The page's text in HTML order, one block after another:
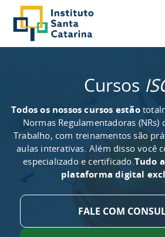
Cursos
Todos os nossos cursos estão
Normas Regulamentadoras
Trabalho, com treinamentos são
aulas interativas. Além disso você
especializado e certificado.Tudo
plataforma digital
FALE COM